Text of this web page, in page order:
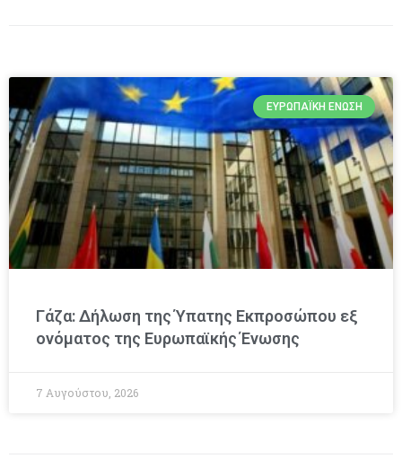
ΕΥΡΩΠΑΪΚΉ ΈΝΩΣΗ
Γάζα: Δήλωση της Ύπατης Εκπροσώπου εξ
ονόματος της Ευρωπαϊκής Ένωσης
7 Αυγούστου, 2026